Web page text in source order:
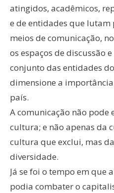
atingidos, acadêmicos,
e de entidades que
meios de comunicação,
os espaços de discussão
conjunto das entidades
dimensione a
país.
A comunicação não pode
cultura; e não apenas da
cultura que exclui, mas
diversidade.
Já se foi o tempo em que
podia combater o